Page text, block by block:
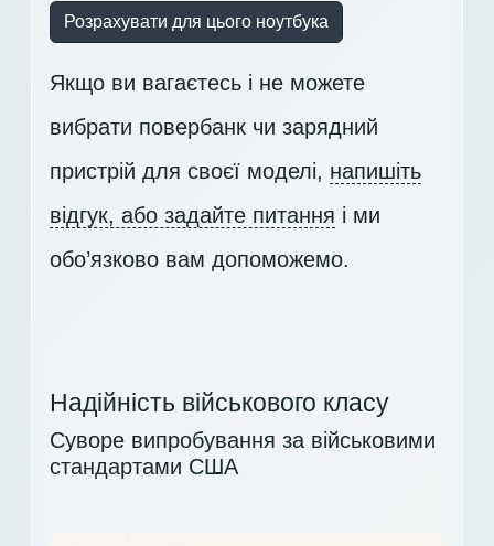
Розрахувати для цього ноутбука
Якщо ви вагаєтесь і не можете
вибрати повербанк чи зарядний
пристрій для своєї моделі, напишіть
відгук, або задайте питання і ми
обо’язково вам допоможемо.
Надійність військового класу
Суворе випробування за військовими
стандартами США